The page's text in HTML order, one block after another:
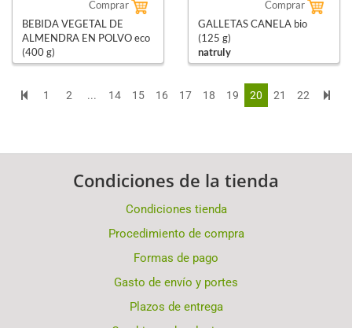
Comprar
BEBIDA VEGETAL DE
ALMENDRA EN POLVO eco
(400 g)
salud viva
Comprar
GALLETAS CANELA bio
(125 g)
natruly
1 2 ... 14 15 16 17 18 19 20 21 22
Condiciones de la tienda
Condiciones tienda
Procedimiento de compra
Formas de pago
Gasto de envío y portes
Plazos de entrega